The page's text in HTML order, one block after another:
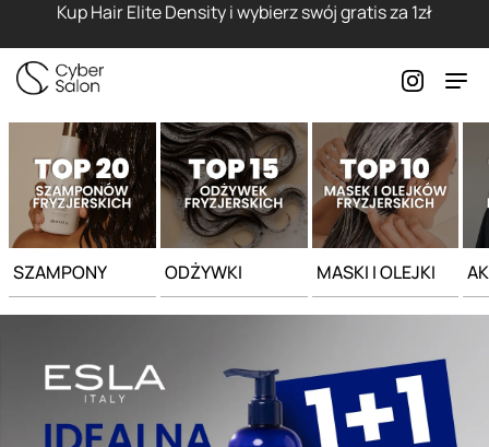
Kup Hair Elite Density i wybierz swój gratis za 1zł
SZAMPONY ODŻYWKI MASKI I OLEJKI
Strona główna - Cyber Salon